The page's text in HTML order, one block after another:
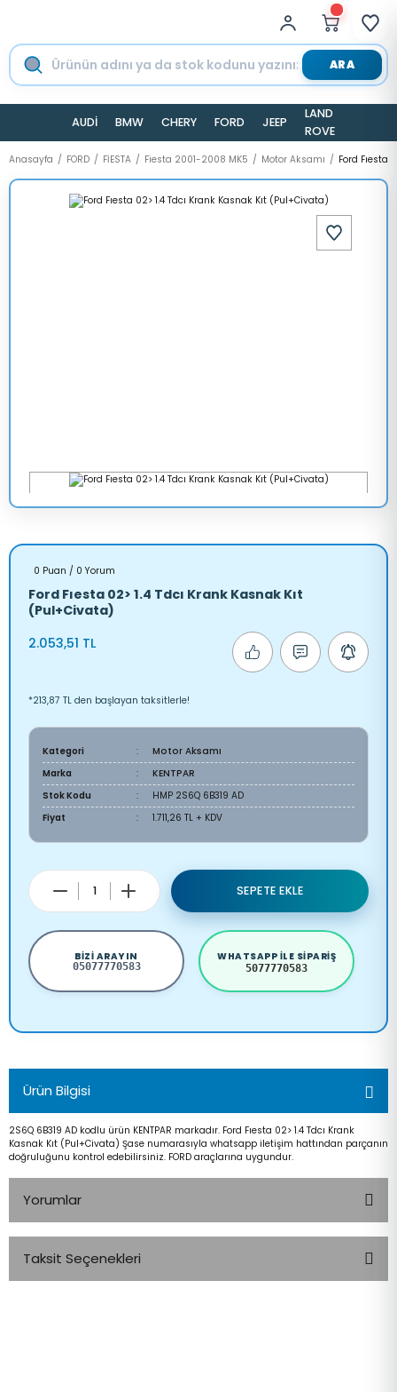
ARA
AUDİ BMW CHERY FORD JEEP
LAND
ROVER
Anasayfa FORD FİESTA Fiesta 2001-2008 MK5 Motor Aksamı Ford Fıesta
0 Puan / 0 Yorum
Ford Fıesta 02> 1.4 Tdcı Krank Kasnak Kıt
(Pul+Civata)
2.053,51 TL
*213,87 TL den başlayan taksitlerle!
Kategori
Motor Aksamı
Marka
KENTPAR
Stok Kodu
HMP 2S6Q 6B319 AD
Fiyat
1.711,26 TL + KDV
SEPETE EKLE
BIZI ARAYIN
05077770583
WHATSAPP ILE SIPARIŞ
5077770583
Ürün Bilgisi
2S6Q 6B319 AD kodlu ürün KENTPAR markadır. Ford Fıesta 02> 1.4 Tdcı Krank
Kasnak Kıt (Pul+Civata) Şase numarasıyla whatsapp iletişim hattından parçanın
doğruluğunu kontrol edebilirsiniz. FORD araçlarına uygundur.
Yorumlar
Taksit Seçenekleri